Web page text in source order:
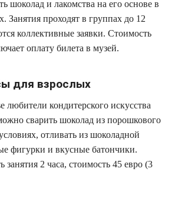
шоколад и лакомства на его основе в
Занятия проходят в группах до 12
коллективные заявки. Стоимость
оплату билета в музей.
для взрослых
любители кондитерского искусства
сварить шоколад из порошкового
отливать из шоколадной
фигурки и вкусные батончики.
занятия 2 часа, стоимость 45 евро (3